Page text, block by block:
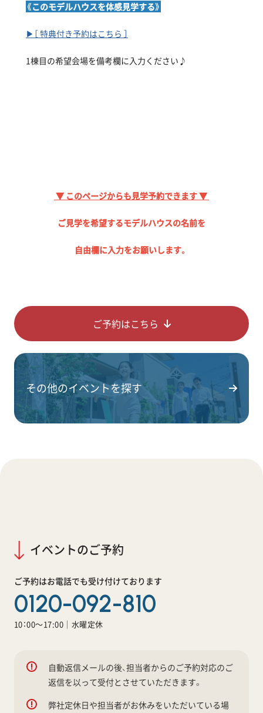
《このモデルハウスを体感見学する》
▶［ 特典付き予約はこちら ］
1棟目の希望会場を備考欄に入力ください♪
▼ このページからも見学予約できます ▼
ご見学を希望するモデルハウスの名前を
自由欄に入力をお願いします。
ご予約はこちら
その他のイベントを探す
イベントのご予約
ご予約はお電話でも受け付けております
0120-092-810
10：00～17:00｜水曜定休
自動返信メールの後、担当者からのご予約対応のご
返信を以って受付とさせていただきます。
弊社定休日や担当者がお休みをいただいている場